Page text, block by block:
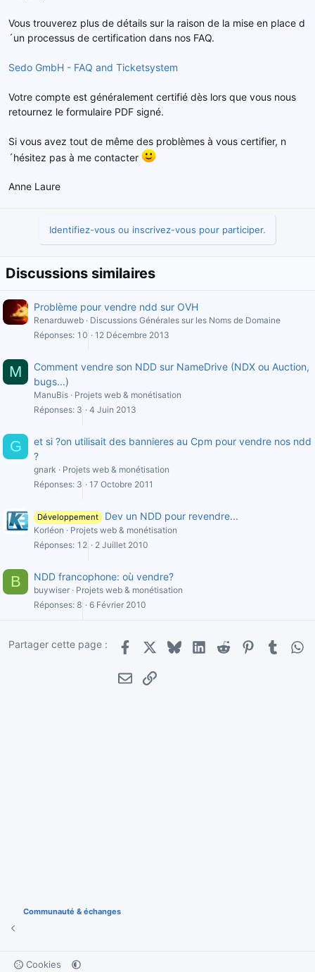
Vous trouverez plus de détails sur la raison de la mise en place d
´un processus de certification dans nos FAQ.
Sedo GmbH - FAQ and Ticketsystem
Votre compte est généralement certifié dès lors que vous nous
retournez le formulaire PDF signé.
Si vous avez tout de même des problèmes à vous certifier, n
´hésitez pas à me contacter
Anne Laure
Identifiez-vous ou inscrivez-vous pour participer.
Discussions similaires
Problème pour vendre ndd sur OVH
Renarduweb
Discussions Générales sur les Noms de Domaine
Réponses 10 12 Décembre 2013
M
Comment vendre son NDD sur NameDrive (NDX ou Auction,
bugs...)
ManuBis
Projets web & monétisation
Réponses 3 4 Juin 2013
G
et si ?on utilisait des bannieres au Cpm pour vendre nos ndd
?
gnark
Projets web & monétisation
Réponses 3 17 Octobre 2011
Développement Dev un NDD pour revendre...
Korléon
Projets web & monétisation
Réponses 12 2 Juillet 2010
B NDD francophone: où vendre?
buywiser
Projets web & monétisation
Réponses 8 6 Février 2010
Partager cette page :
Facebook
X BlueskyLinkedInRedditPinterestTumblr
E-mailLien
Communauté & échanges
Cookies